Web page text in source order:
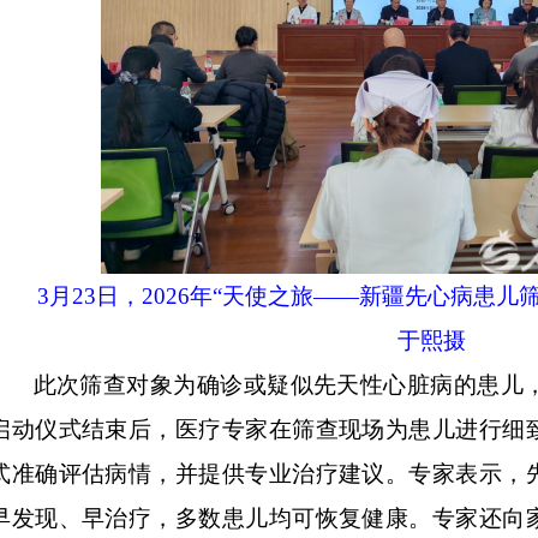
3月23日，2026年“天使之旅——新疆先心病患儿
于熙摄
此次筛查对象为确诊或疑似先天性心脏病的患儿
动仪式结束后，医疗专家在筛查现场为患儿进行细
准确评估病情，并提供专业治疗建议。专家表示，
发现、早治疗，多数患儿均可恢复健康。专家还向